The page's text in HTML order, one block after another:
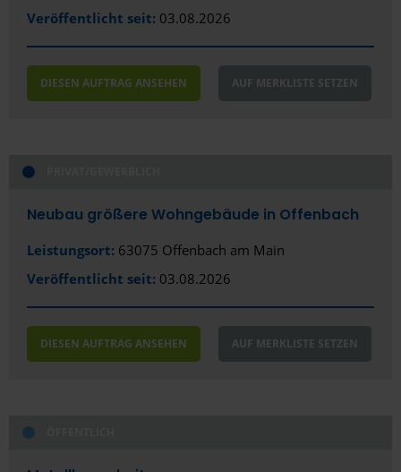
Veröffentlicht seit: 03.08.2026
DIESEN AUFTRAG ANSEHEN AUF MERKLISTE SETZEN
Neubau größere Wohngebäude in Offenbach
Leistungsort: 63075 Offenbach am Main
Veröffentlicht seit: 03.08.2026
DIESEN AUFTRAG ANSEHEN AUF MERKLISTE SETZEN